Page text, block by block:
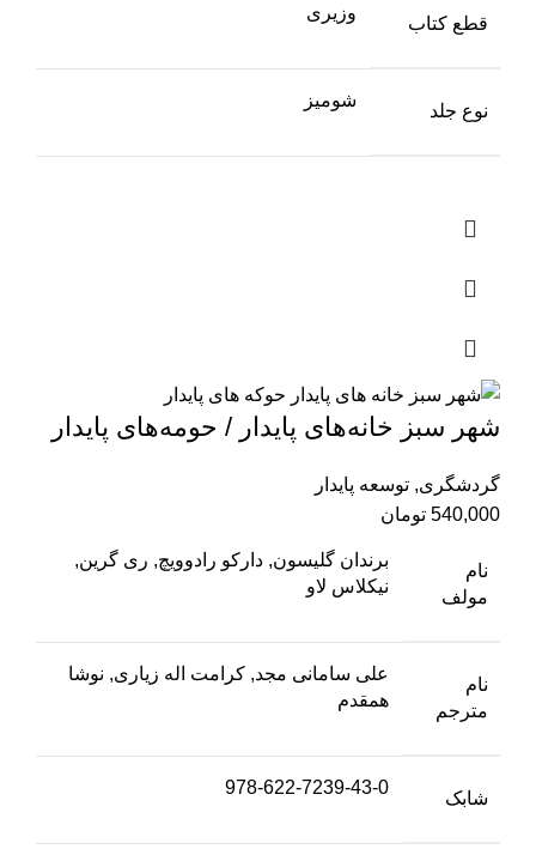
قطع کتاب
وزیری
نوع جلد
شومیز
شهر سبز خانه‌های پایدار / حومه‌های پایدار
گردشگری, توسعه پایدار
540,000 تومان
نام
مولف
برندان گلیسون, دارکو رادوویچ, ری گرین,
نیکلاس لاو
نام
مترجم
علی سامانی مجد, کرامت اله زیاری, نوشا
همقدم
شابک
978-622-7239-43-0